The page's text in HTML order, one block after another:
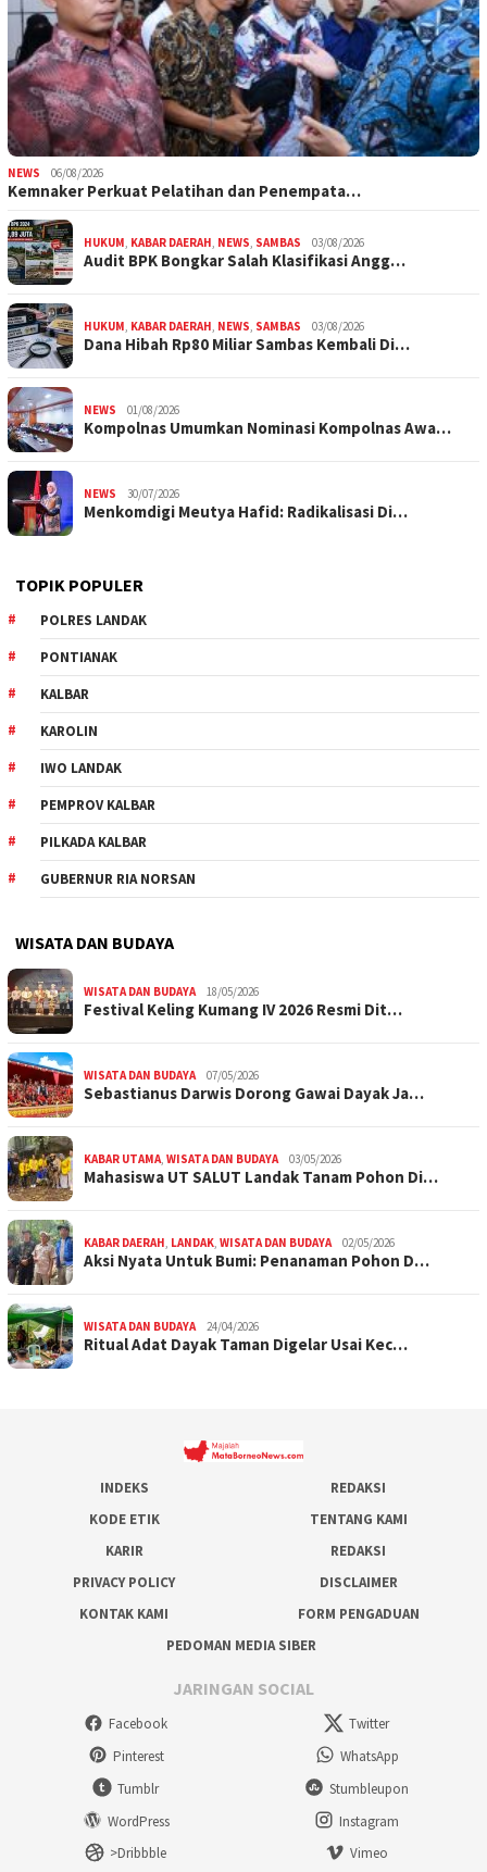
NEWS 06/08/2026
Kemnaker Perkuat Pelatihan dan Penempata…
HUKUM, KABAR DAERAH, NEWS, SAMBAS 03/08/2026
Audit BPK Bongkar Salah Klasifikasi Angg…
HUKUM, KABAR DAERAH, NEWS, SAMBAS 03/08/2026
Dana Hibah Rp80 Miliar Sambas Kembali Di…
NEWS 01/08/2026
Kompolnas Umumkan Nominasi Kompolnas Awa…
NEWS 30/07/2026
Menkomdigi Meutya Hafid: Radikalisasi Di…
TOPIK POPULER
POLRES LANDAK
PONTIANAK
KALBAR
KAROLIN
IWO LANDAK
PEMPROV KALBAR
PILKADA KALBAR
GUBERNUR RIA NORSAN
WISATA DAN BUDAYA
WISATA DAN BUDAYA 18/05/2026
Festival Keling Kumang IV 2026 Resmi Dit…
WISATA DAN BUDAYA 07/05/2026
Sebastianus Darwis Dorong Gawai Dayak Ja…
KABAR UTAMA, WISATA DAN BUDAYA 03/05/2026
Mahasiswa UT SALUT Landak Tanam Pohon Di…
KABAR DAERAH, LANDAK, WISATA DAN BUDAYA 02/05/2026
Aksi Nyata Untuk Bumi: Penanaman Pohon D…
WISATA DAN BUDAYA 24/04/2026
Ritual Adat Dayak Taman Digelar Usai Kec…
INDEKS
REDAKSI
KODE ETIK
TENTANG KAMI
KARIR
REDAKSI
PRIVACY POLICY
DISCLAIMER
KONTAK KAMI
FORM PENGADUAN
PEDOMAN MEDIA SIBER
JARINGAN SOCIAL
Facebook
Twitter
Pinterest
WhatsApp
Tumblr
Stumbleupon
WordPress
Instagram
>Dribbble
Vimeo